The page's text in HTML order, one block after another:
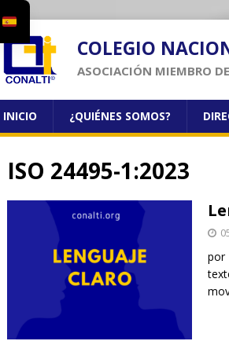
COLEGIO
ASOCIACIÓN MIEMBRO
INICIO ¿QUIÉNES SOMOS?
ISO 24495-1:2023
por